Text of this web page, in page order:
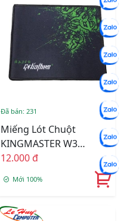
Đã bán: 231
Miếng Lót Chuột
KINGMASTER W3
(210mm X 250mm X
12.000 đ
Mới 100%